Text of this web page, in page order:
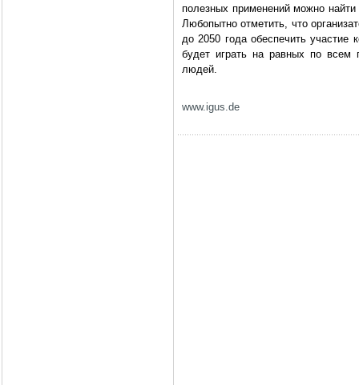
полезных применений можно
Любопытно отметить, что
до 2050 года обеспечить
будет играть на равных по
людей.
www.igus.de